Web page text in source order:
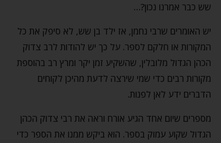
שש כבר אמרנו נכון?…
יש האומרים שרבי נחמן, אז ילד בן שש, לא סיפק את כל
המקורות או חלקם לספר. על כך יש להודות לרב צדוק
הכהן הגדול מלובלין, שהשקיע זמן יקר ומרץ רב בהוספת
מקורות רבים כדי שמי שירצה לדעת מהיכן לקוחים
הדברים ידע לאן לפנות.
מספרים שיום אחד הגיע אורח וראה את רבי צדוק הכהן
הגדול שקוע עמוק בספר. הוא ביקש ממנו את הספר כדי